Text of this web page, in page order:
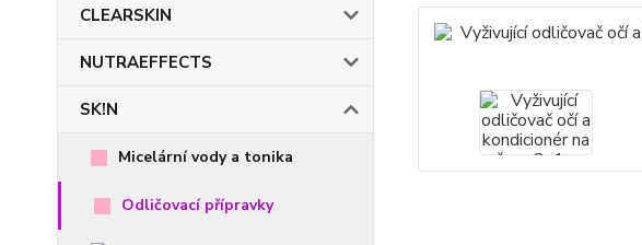
CLEARSKIN
NUTRAEFFECTS
SK!N
Micelární vody a tonika
Odličovací přípravky